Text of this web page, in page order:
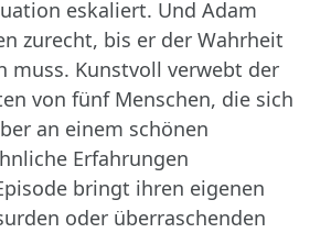
eskaliert. Und Adam
zurecht, bis er der Wahrheit
muss. Kunstvoll verwebt der
von fünf Menschen, die sich
an einem schönen
Erfahrungen
bringt ihren eigenen
oder überraschenden